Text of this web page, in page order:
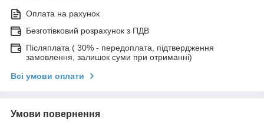
Оплата на рахунок
Безготівковий розрахунок з ПДВ
Післяплата ( 30% - передоплата, підтвердження
замовлення, залишок суми при отриманні)
Всі умови оплати
Умови повернення